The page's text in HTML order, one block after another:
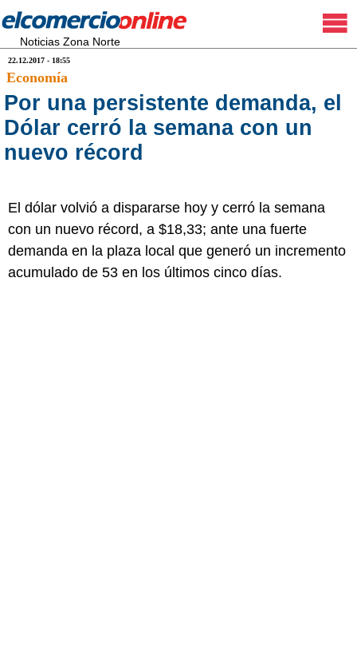
Noticias Zona Norte
22.12.2017 - 18:55
Economía
Por una persistente demanda, el
Dólar cerró la semana con un
nuevo récord
El dólar volvió a dispararse hoy y cerró la semana
con un nuevo récord, a $18,33; ante una fuerte
demanda en la plaza local que generó un incremento
acumulado de 53 en los últimos cinco días.